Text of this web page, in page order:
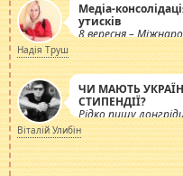
Медіа-
утисків
8 вересня –
журналістів.
Надія Труш
ЧИ МАЮТЬ
СТИПЕНДІЇ?
Рідко пишу
але вже просто
інсенуації
Штучно
катастрофа.
Віталій Улибін